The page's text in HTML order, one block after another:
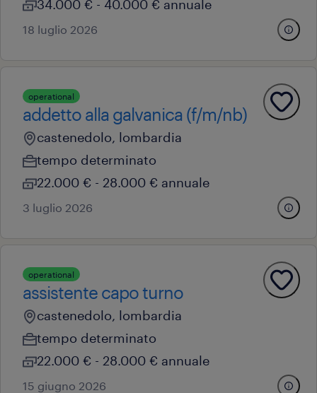
34.000 € - 40.000 € annuale
18 luglio 2026
operational
addetto alla galvanica (f/m/nb)
castenedolo, lombardia
tempo determinato
22.000 € - 28.000 € annuale
3 luglio 2026
operational
assistente capo turno
castenedolo, lombardia
tempo determinato
22.000 € - 28.000 € annuale
15 giugno 2026